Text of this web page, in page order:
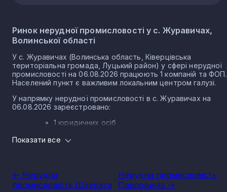
Ринок нерудної промисловості у с. Журавичах,
Волинської області
У с. Журавичах (Волинська область, Ківерцівська
територіальна громада, Луцький район) у сфері нерудної
промисловості на 06.08.2026 працюють 1 компаній та ФОП.
Населений пункт є важливим локальним центром галузі.
У напрямку нерудної промисловості в с. Журавичах на
06.08.2026 зареєстровано:
1 юридичних осіб
Варто зазначити, що Україна має низку сприятливих умов
Показати все
<- Нерудна
промисловість Шкурата
Нерудна промисловість
Павловичів ->